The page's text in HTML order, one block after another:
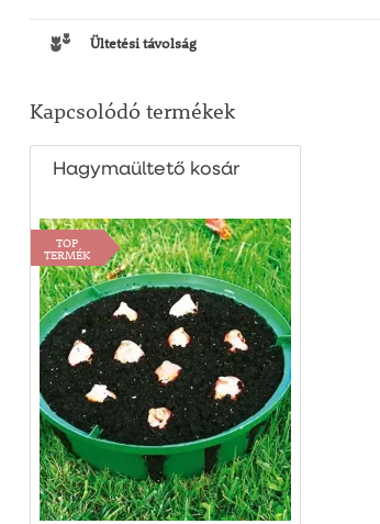
Ültetési távolság
Kapcsolódó termékek
Hagymaültető kosár
TOP
TERMÉK